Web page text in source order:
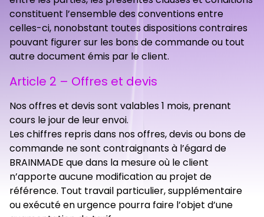
constituent l’ensemble des conventions entre
celles-ci, nonobstant toutes dispositions contraires
pouvant figurer sur les bons de commande ou tout
autre document émis par le client.
Article 2 – Offres et devis
Nos offres et devis sont valables 1 mois, prenant
cours le jour de leur envoi.
Les chiffres repris dans nos offres, devis ou bons de
commande ne sont contraignants à l’égard de
BRAINMADE que dans la mesure où le client
n’apporte aucune modification au projet de
référence. Tout travail particulier, supplémentaire
ou exécuté en urgence pourra faire l’objet d’une